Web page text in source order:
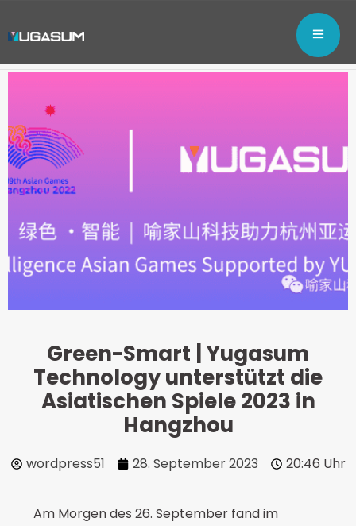
Green-Smart | Yugasum
Technology unterstützt die
Asiatischen Spiele 2023 in
Hangzhou
wordpress51 28. September 2023 20:46 Uhr
Am Morgen des 26. September fand im